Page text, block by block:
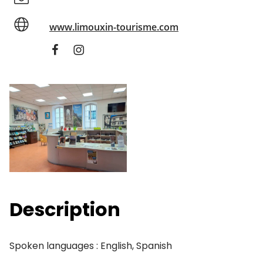
www.limouxin-tourisme.com
Description
Spoken languages : English, Spanish